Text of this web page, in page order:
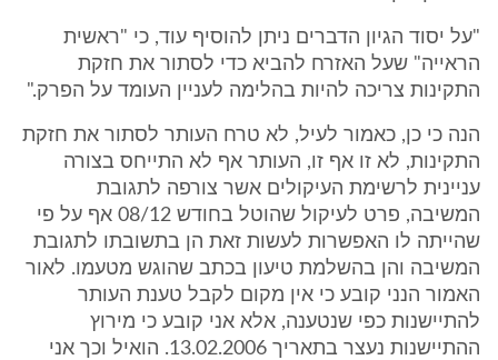
"על יסוד הגיון הדברים ניתן להוסיף עוד, כי "ראשית
הראייה" שעל האזרח להביא כדי לסתור את חזקת
התקינות צריכה להיות בהלימה לעניין העומד על הפרק."
הנה כי כן, כאמור לעיל, לא טרח העותר לסתור את חזקת
התקינות, לא זו אף זו, העותר אף לא התייחס בצורה
עניינית לרשימת העיקולים אשר צורפה לתגובת
המשיבה, פרט לעיקול שהוטל בחודש 08/12 אף על פי
שהייתה לו האפשרות לעשות זאת הן בתשובתו לתגובת
המשיבה והן בהשלמת טיעון בכתב שהוגש מטעמו. לאור
האמור הנני קובע כי אין מקום לקבל טענת העותר
להתיישנות כפי שנטענה, אלא אני קובע כי מירוץ
ההתיישנות נעצר בתאריך 13.02.2006. הואיל וכך אני